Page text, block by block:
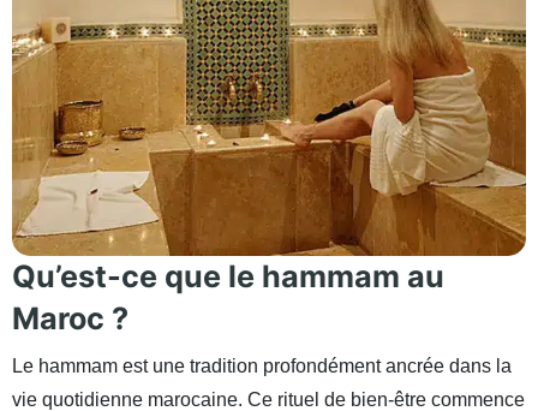
Qu’est-ce que le hammam au
Maroc ?
Le hammam est une tradition profondément ancrée dans la
vie quotidienne marocaine. Ce rituel de bien-être commence